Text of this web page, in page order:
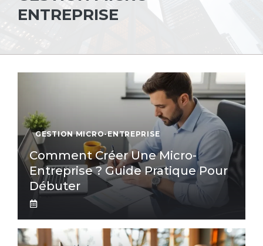
ENTREPRISE
GESTION MICRO-ENTREPRISE
Comment Créer Une Micro-
Entreprise ? Guide Pratique Pour
Débuter